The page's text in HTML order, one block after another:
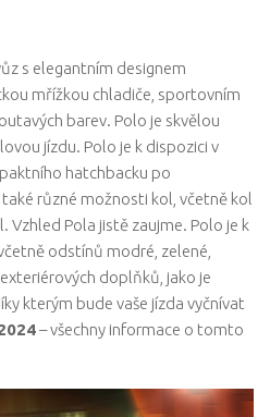
s elegantním designem
mřížkou chladiče, sportovním
barev. Polo je skvělou
jízdu. Polo je k dispozici v
hatchbacku po
různé možnosti kol, včetně kol
Vzhled Pola jistě zaujme. Polo je k
odstínů modré, zelené,
doplňků, jako je
kterým bude vaše jízda vyčnívat
– všechny informace o tomto